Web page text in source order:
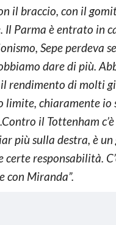
il braccio, con il
Il Parma è entrato in
Sepe perdeva
dare di più.
il rendimento di molti
limite, chiaramente io
il Tottenham
più sulla destra, è
certe responsabilità.
con Miranda”.